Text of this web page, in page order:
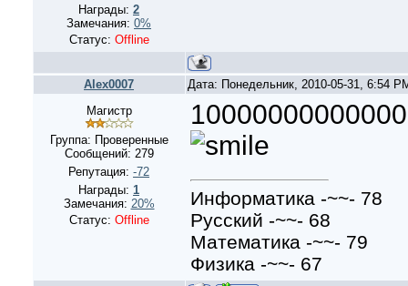
Награды: 2
Замечания: 0%
Статус: Offline
Alex0007
Дата: Понедельник, 2010-05-31, 6:54
Магистр
Группа: Проверенные
Сообщений: 279
Репутация: -72
Награды: 1
Замечания: 20%
Статус: Offline
Информатика -~~- 78
Русский -~~- 68
Математика -~~- 79
Физика -~~- 67